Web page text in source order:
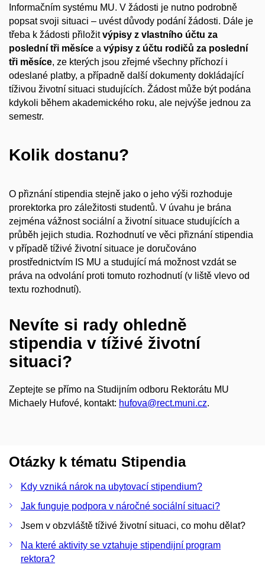
Informačním systému MU. V žádosti je nutno podrobně
popsat svoji situaci – uvést důvody podání žádosti. Dále je
třeba k žádosti přiložitvýpisy z vlastního účtu za
poslední tři měsíce a výpisy z účtu rodičů za poslední
tři měsíce, ze kterých jsou zřejmé všechny příchozí i
odeslané platby, a případně další dokumenty dokládající
tíživou životní situaci studujících. Žádost může být podána
kdykoli během akademického roku, ale nejvýše jednou za
semestr.
Kolik dostanu?
O přiznání stipendia stejně jako o jeho výši rozhoduje
prorektorka pro záležitosti studentů. V úvahu je brána
zejména vážnost sociální a životní situace studujících a
průběh jejich studia. Rozhodnutí ve věci přiznání stipendia
v případě tíživé životní situace je doručováno
prostřednictvím IS MU a studující má možnost vzdát se
práva na odvolání proti tomuto rozhodnutí (v liště vlevo od
textu rozhodnutí).
Nevíte si rady ohledně
stipendia v tíživé životní
situaci?
Zeptejte se přímo na Studijním odboru Rektorátu MU
Michaely Hufové, kontakt: hufova@rect.muni.cz.
Otázky k tématu Stipendia
Kdy vzniká nárok na ubytovací stipendium?
Jak funguje podpora v náročné sociální situaci?
Jsem v obzvláště tíživé životní situaci, co mohu dělat?
Na které aktivity se vztahuje stipendijní program
rektora?